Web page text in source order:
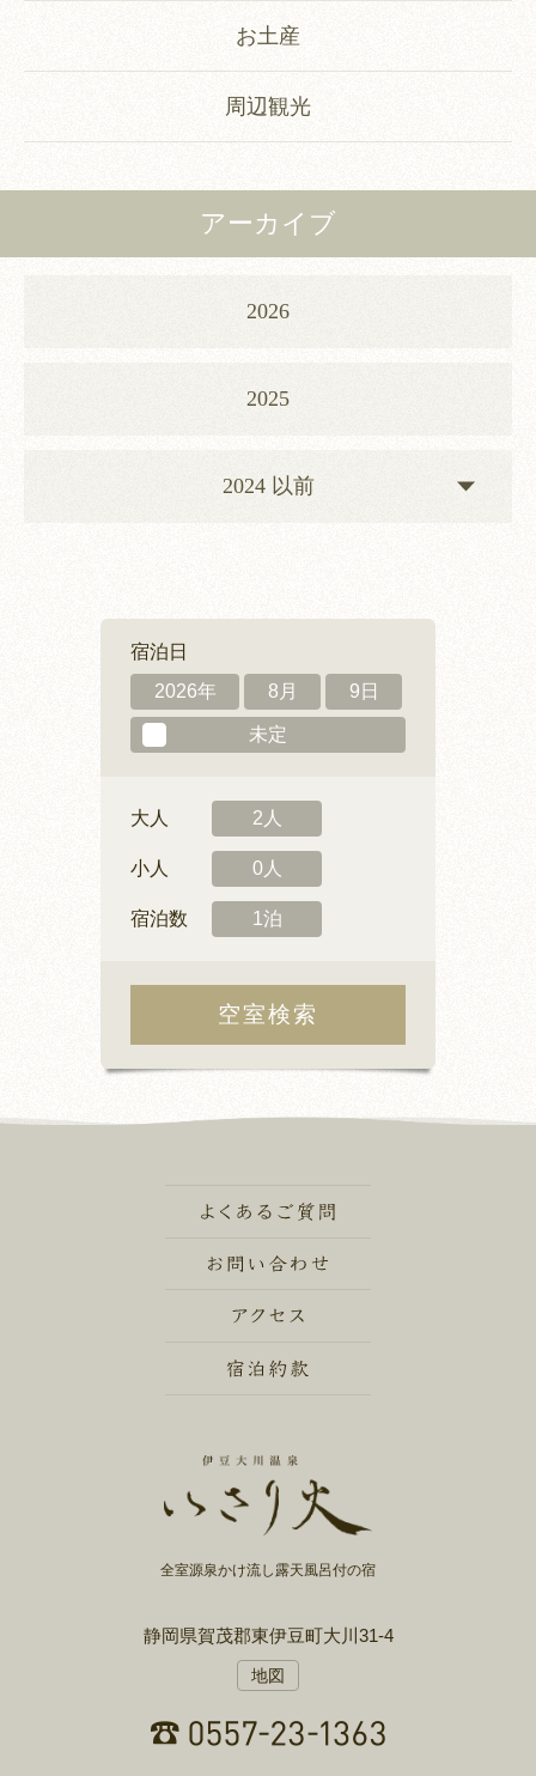
お土産
周辺観光
アーカイブ
2026
2025
2024 以前
宿泊日
2026年
8月 9日
未定
大人 2人
小人 0人
宿泊数 1泊
空室検索
全室源泉かけ流し露天風呂付の宿
静岡県賀茂郡東伊豆町大川31-4
地図